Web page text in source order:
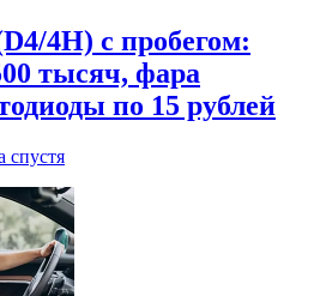
4H) c пробегом:
тысяч, фара
по 15 рублей
спустя